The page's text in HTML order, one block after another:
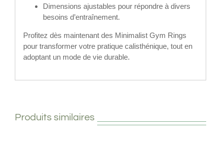
Dimensions ajustables pour répondre à divers
besoins d’entraînement.
Profitez dès maintenant des Minimalist Gym Rings
pour transformer votre pratique calisthénique, tout en
adoptant un mode de vie durable.
Produits similaires